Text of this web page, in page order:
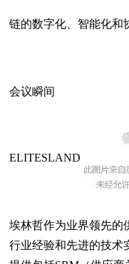
链的数字化、智能化和
会议瞬间
ELITESLAND
埃林哲作为业界领先的
行业经验和先进的技术